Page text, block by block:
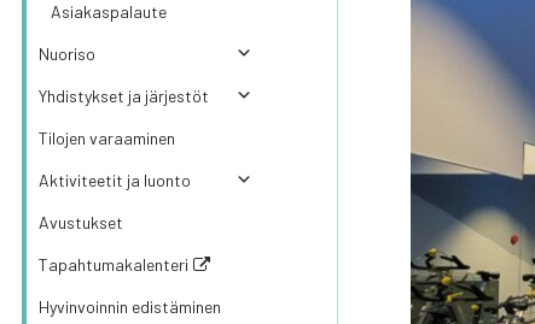
Asiakaspalaute
Nuo­ri­so
Yhdis­tyk­set ja jär­jes­töt
Tilo­jen varaa­mi­nen
Akti­vi­tee­tit ja luon­to
Avus­tuk­set
Tapahtumakalenteri
Hyvin­voin­nin edis­tä­mi­nen